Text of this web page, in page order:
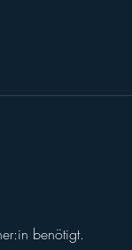
benötigt.